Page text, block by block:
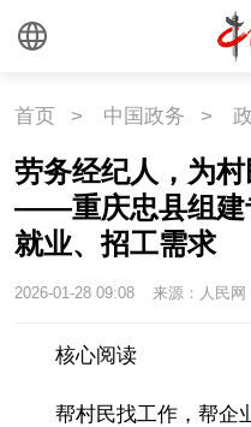
首页 > 中国政务 >
劳务经纪人，为
——重庆忠县组建
就业、招工需求
2026-01-28 09:08 来源：人民网
核心阅读
帮村民找工作，帮企